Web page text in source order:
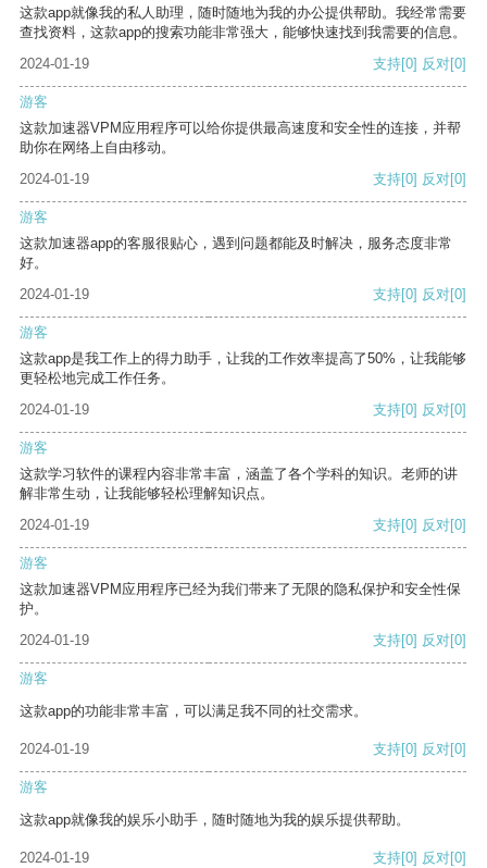
这款app就像我的私人助理，随时随地为我的办公提供帮助。我经常需要
查找资料，这款app的搜索功能非常强大，能够快速找到我需要的信息。
2024-01-19
支持[0] 反对[0]
游客
这款加速器VPM应用程序可以给你提供最高速度和安全性的连接，并帮
助你在网络上自由移动。
2024-01-19
支持[0] 反对[0]
游客
这款加速器app的客服很贴心，遇到问题都能及时解决，服务态度非常
好。
2024-01-19
支持[0] 反对[0]
游客
这款app是我工作上的得力助手，让我的工作效率提高了50%，让我能够
更轻松地完成工作任务。
2024-01-19
支持[0] 反对[0]
游客
这款学习软件的课程内容非常丰富，涵盖了各个学科的知识。老师的讲
解非常生动，让我能够轻松理解知识点。
2024-01-19
支持[0] 反对[0]
游客
这款加速器VPM应用程序已经为我们带来了无限的隐私保护和安全性保
护。
2024-01-19
支持[0] 反对[0]
游客
这款app的功能非常丰富，可以满足我不同的社交需求。
2024-01-19 支持[0] 反对[0]
游客
这款app就像我的娱乐小助手，随时随地为我的娱乐提供帮助。
2024-01-19 支持[0] 反对[0]